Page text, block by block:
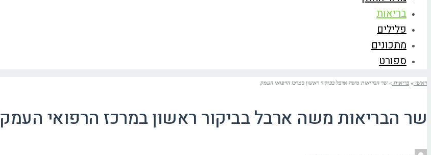
בריאות
פלילים
מתכונים
ספורט
ראשי » בריאות » שר הבריאות משה ארבל בביקור ראשון במרכז הרפואי העמק
שר הבריאות משה ארבל בביקור ראשון במרכז הרפואי העמק